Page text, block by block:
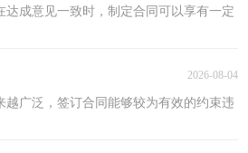
成意见一致时，制定合同可以享有一定
2026-08-04
广泛，签订合同能够较为有效的约束违